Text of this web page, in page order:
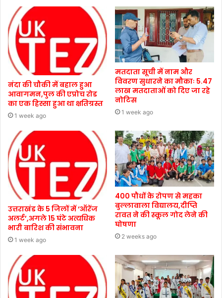
नंदा की चौकी में बहाल हुआ
आवागमन,पुल की एप्रोच रोड
का एक हिस्सा हुआ था क्षतिग्रस्त
1 week ago
मतदाता सूची में नाम और
विवरण सुधारने का मौकाः 5.47
लाख मतदाताओं को दिए जा रहे
नोटिस
1 week ago
उत्तराखंड के 5 जिलों में ‘ऑरेंज
अलर्ट’,अगले 15 घंटे अत्यधिक
भारी बारिश की संभावना
1 week ago
400 पौधों के रोपण से महका
बुल्लावाला विद्यालय,दीप्ति
रावत ने की स्कूल गोद लेने की
घोषणा
2 weeks ago